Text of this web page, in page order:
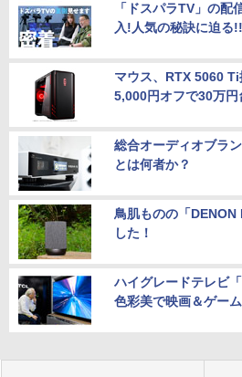
「ドスパラTV」の配
入!人気の秘訣に迫る!!
マウス、RTX 5060
5,000円オフで30万円
総合オーディオブラ
とは何者か？
鳥肌ものの「DENON
した！
ハイグレードテレビ
色彩美で映画＆ゲー